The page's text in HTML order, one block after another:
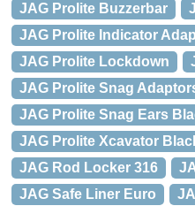
JAG Prolite Buzzerbar
JAG Prolite Indicator
JAG Prolite Lockdown
JAG Prolite Snag
JAG Prolite Snag Ears
JAG Prolite Xcavator
JAG Rod Locker 316
JAG Safe Liner Euro